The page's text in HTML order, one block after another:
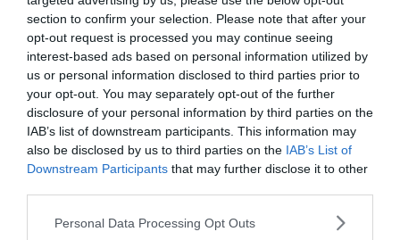
section to confirm your selection. Please note that after your
opt-out request is processed you may continue seeing
interest-based ads based on personal information utilized by
us or personal information disclosed to third parties prior to
your opt-out. You may separately opt-out of the further
disclosure of your personal information by third parties on the
IAB’s list of downstream participants. This information may
also be disclosed by us to third parties on the IAB’s List of
Downstream Participants that may further disclose it to other
Personal Data Processing Opt Outs
SPORT
Da Cattolica a Piacenza: in barca a vela e
in mongolfiera la Difesa da' spazio allo
sport